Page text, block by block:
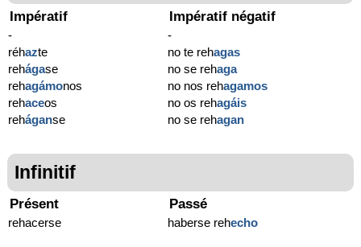
Impératif
-
réhazte
rehágase
rehagámonos
rehaceos
reháganse
Impératif négatif
-
no te rehagas
no se rehaga
no nos rehagamos
no os rehagáis
no se rehagan
Infinitif
Présent
rehacerse
Passé
haberse rehecho